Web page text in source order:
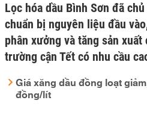
Lọc hóa dầu Bình Sơn đã
chuẩn bị nguyên liệu đầu
phân xưởng và tăng sản xuất
trường cận Tết có nhu cầu
Giá xăng dầu đồng loạt
đồng/lít